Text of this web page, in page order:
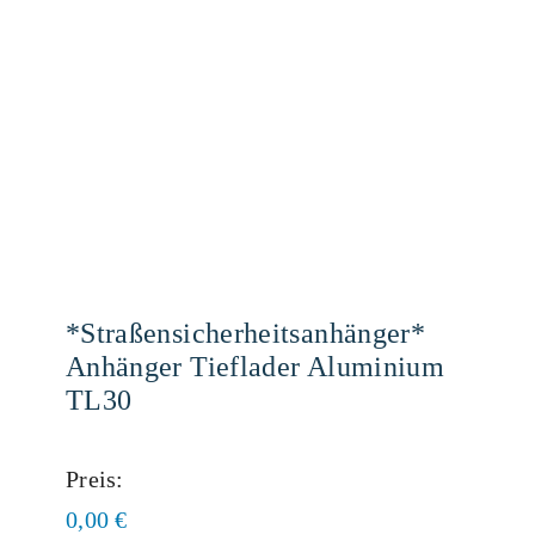
*Straßensicherheitsanhänger*
Anhänger Tieflader Aluminium
TL30
Preis:
0,00€